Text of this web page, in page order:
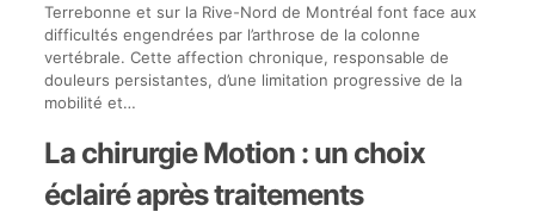
Terrebonne et sur la Rive-Nord de Montréal font face aux
difficultés engendrées par l’arthrose de la colonne
vertébrale. Cette affection chronique, responsable de
douleurs persistantes, d’une limitation progressive de la
mobilité et…
La chirurgie Motion : un choix
éclairé après traitements